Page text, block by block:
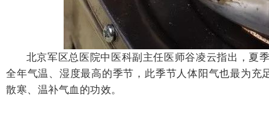
北京军区总医院中医科副主任医师谷凌云指出，夏季
全年气温、湿度最高的季节，此季节人体阳气也最为充
散寒、温补气血的功效。